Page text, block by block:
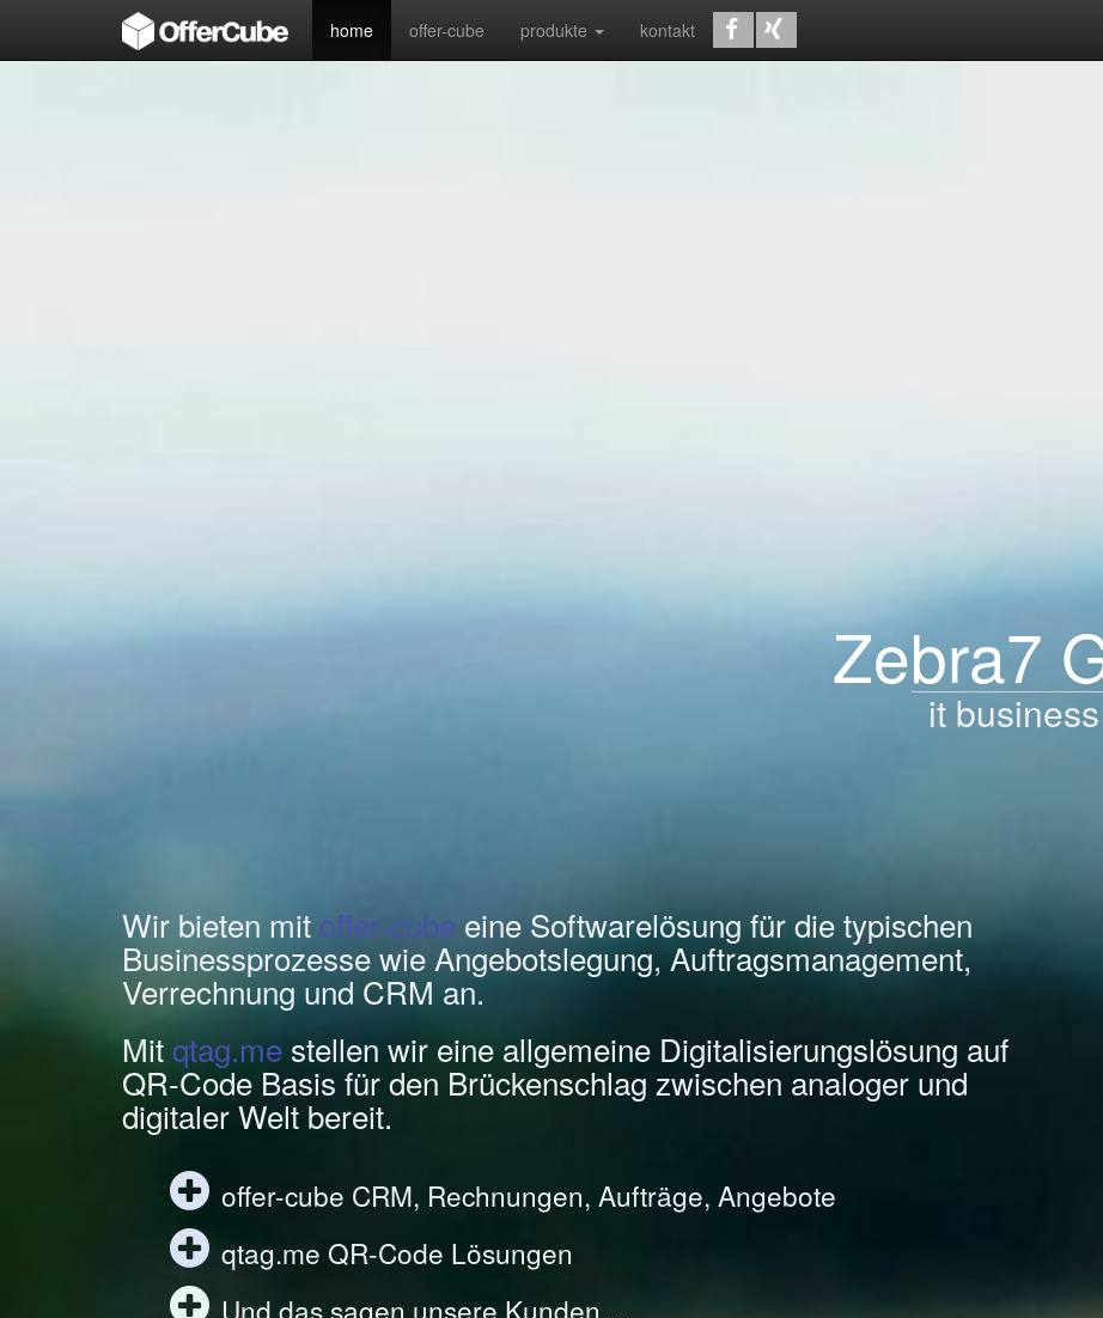
home offer-cube produkte kontakt
Zebra7
it
Wir bieten mit offer-cube eine Softwarelösung für die typischen
Businessprozesse wie Angebotslegung, Auftragsmanagement,
Verrechnung und CRM an.
Mitqtag.me stellen wir eine allgemeine Digitalisierungslösung auf
QR-Code Basis für den Brückenschlag zwischen analoger und
digitaler Welt bereit.
offer-cube CRM, Rechnungen, Aufträge, Angebote
qtag.me QR-Code Lösungen
Und das sagen unsere Kunden ...